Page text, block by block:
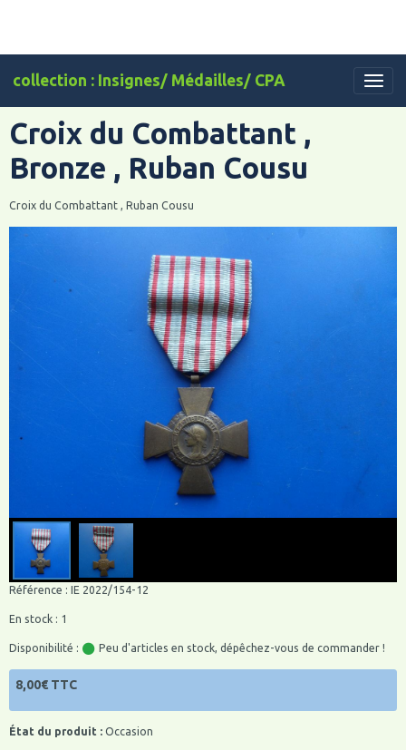
collection : Insignes/ Médailles/ CPA
Croix du Combattant ,
Bronze , Ruban Cousu
Croix du Combattant , Ruban Cousu
Référence : IE 2022/154-12
En stock : 1
Disponibilité : Peu d'articles en stock, dépêchez-vous de commander !
8,00€ TTC
État du produit : Occasion